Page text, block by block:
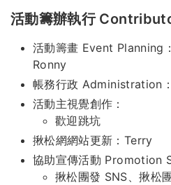
活動籌辦執行
活動籌畫 Event Planning
Ronny
帳務行政 Administration
活動主視覺創作：
歡迎跳坑
揪松網網站更新：Terry
協助宣傳活動 Promotion
揪松團發 SNS、揪松